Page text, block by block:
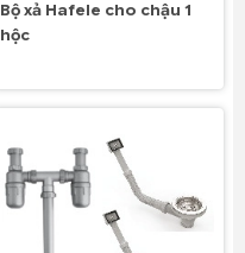
Bộ xả Hafele cho chậu 1
hộc